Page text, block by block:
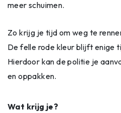
meer schuimen.
Zo krijg je tijd om weg te
De felle rode kleur blijft enige
Hierdoor kan de politie je
en oppakken.
Wat krijg je?